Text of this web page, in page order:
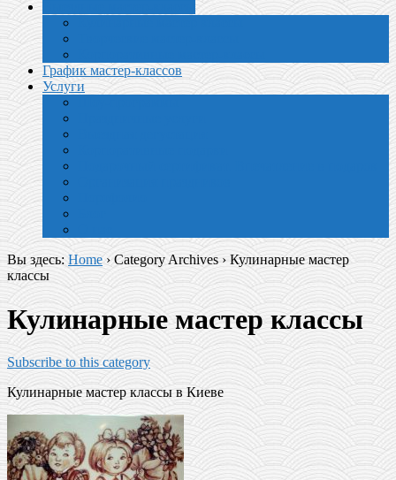
График мастер-классов
Услуги
Вы здесь: Home› Category Archives › Кулинарные мастер
классы
Кулинарные мастер классы
Subscribe to this category
Кулинарные мастер классы в Киеве